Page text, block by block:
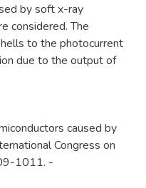
специалитета;
к
(САЕ и
высокого
за счет
by soft x-ray
considered. The
to the photocurrent
due to the output of
caused by
Congress on
1011. -